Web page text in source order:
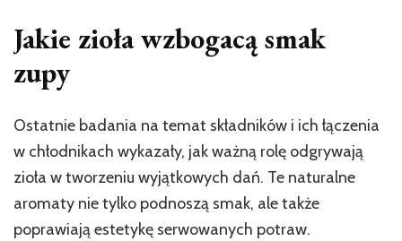
Jakie zioła wzbogacą smak
zupy
Ostatnie badania na temat składników i ich łączenia
w chłodnikach wykazały, jak ważną rolę odgrywają
zioła w tworzeniu wyjątkowych dań. Te naturalne
aromaty nie tylko podnoszą smak, ale także
poprawiają estetykę serwowanych potraw.